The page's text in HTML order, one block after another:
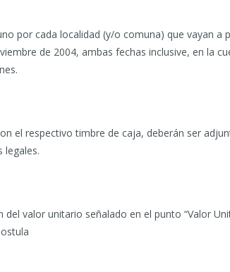
por cada localidad (y/o comuna) que vayan
de 2004, ambas fechas inclusive, en la
el respectivo timbre de caja, deberán ser
legales.
valor unitario señalado en el punto “Valor